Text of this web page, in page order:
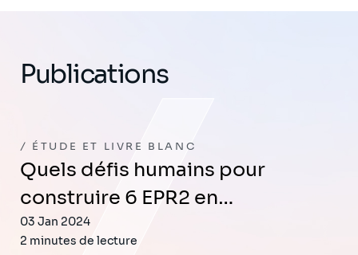
Publications
ÉTUDE ET LIVRE BLANC
Quels défis humains pour
construire 6 EPR2 en…
03 Jan 2024
2 minutes de lecture